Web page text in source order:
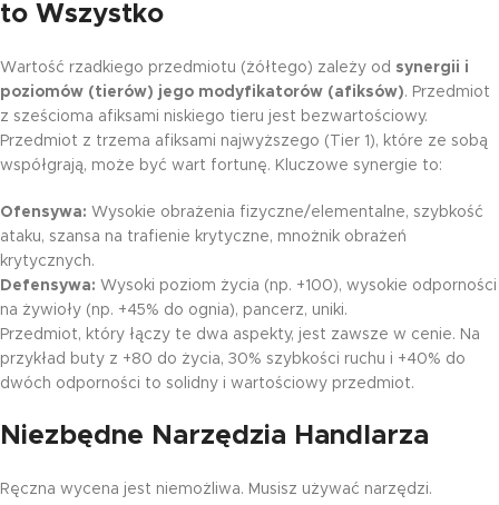
to Wszystko
Wartość rzadkiego przedmiotu (żółtego) zależy od synergii i
poziomów (tierów) jego modyfikatorów (afiksów). Przedmiot
z sześcioma afiksami niskiego tieru jest bezwartościowy.
Przedmiot z trzema afiksami najwyższego (Tier 1), które ze sobą
współgrają, może być wart fortunę. Kluczowe synergie to:
Ofensywa: Wysokie obrażenia fizyczne/elementalne, szybkość
ataku, szansa na trafienie krytyczne, mnożnik obrażeń
krytycznych.
Defensywa: Wysoki poziom życia (np. +100), wysokie odporności
na żywioły (np. +45% do ognia), pancerz, uniki.
Przedmiot, który łączy te dwa aspekty, jest zawsze w cenie. Na
przykład buty z +80 do życia, 30% szybkości ruchu i +40% do
dwóch odporności to solidny i wartościowy przedmiot.
Niezbędne Narzędzia Handlarza
Ręczna wycena jest niemożliwa. Musisz używać narzędzi.